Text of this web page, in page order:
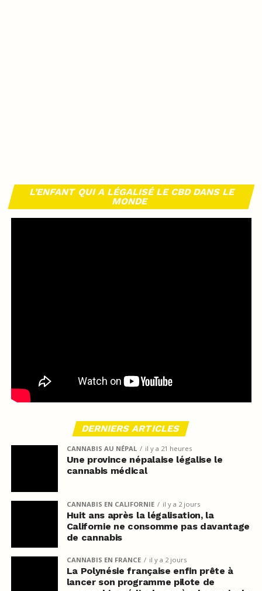
L’ENFANT QUI A LÉGALISÉ LE CBD DANS LE
MONDE
DERNIERS ARTICLES
CANNABIS AU NÉPAL il y a 21 heures
Une province népalaise légalise le
cannabis médical
CANNABIS EN CALIFORNIE il y a 2 jours
Huit ans après la légalisation, la
Californie ne consomme pas davantage
de cannabis
CANNABIS EN FRANCE il y a 2 jours
La Polynésie française enfin prête à
lancer son programme pilote de